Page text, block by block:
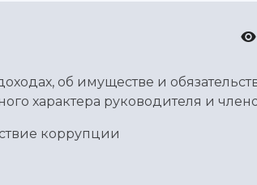
об имуществе и
характера руководителя и
коррупции